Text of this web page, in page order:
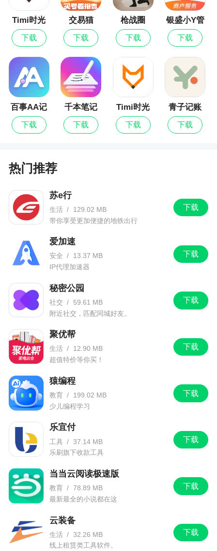
3、扇贝阅读是以阅读为学习方式，扇贝阅读让
您读更多书，认识更多朋友
Timi时光
记账最新
版
下载
交易猫
下载
枪战圈
下载
银盛小Y管
家
下载
百事AA记
账
下载
千本笔记
下载
Timi时光
记账
下载
青子记账
下载
热门推荐
下载
苏e行
生活 /
129.02 MB
带你享受更加便捷的地铁出行
下载
爱加速
安全 /
13.37 MB
IP代理加速器
下载
秘密公园
社交 /
59.61 MB
附近社交，匹配同城好友。
下载
聚优帮
生活 /
12.90 MB
超值特价等你买！
下载
猿编程
教育 /
199.02 MB
少儿编程学习
下载
乐宜付
工具 / 37.14 MB
乐刷旗下收款工具
下载
当当云阅读极速版
教育 / 78.89 MB
最新最全的小说都在这
下载
云装备
生活 / 32.26 MB
线上租赁类工具软件。